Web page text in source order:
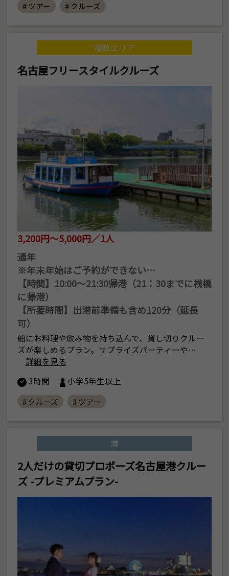
# ツアー # クルーズ
複数エリア
名古屋フリースタイルクルーズ
3,200円～5,000円／1人
通年
※年末年始はご予約ができない…
【時間】10:00〜21:30帰港（21：30までに桟橋
に帰港）
【所要時間】出港前準備も含め120分（延長
可）
船にお料理や飲み物を持ち込んで、貸し切りクルー
ズが楽しめるプラン。サプライズパーティーや…
詳細を見る
3時間
小学5年生以上
# クルーズ # ツアー
港
2人だけの貸切プロポーズ名古屋港クルー
ズ -プレミアムプラン-